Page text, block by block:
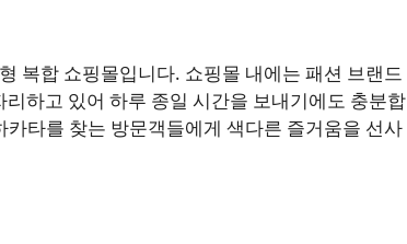
복합 쇼핑몰입니다. 쇼핑몰 내에는 패션 브랜드
하고 있어 하루 종일 시간을 보내기에도 충분합
타를 찾는 방문객들에게 색다른 즐거움을 선사